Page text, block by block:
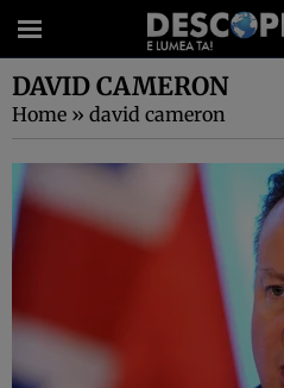
DAVID CAMERON
Home » david cameron